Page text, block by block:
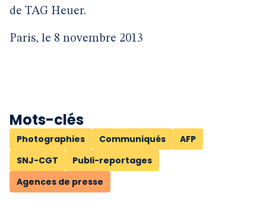
de TAG Heuer.
Paris, le 8 novembre 2013
Mots-clés
Photographies Communiqués
AFP
SNJ-CGT
Publi-reportages
Agences de presse